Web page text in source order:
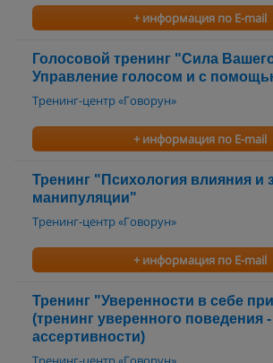
+ информация по E-mail
Голосовой тренинг "Сила
Управление голосом и с
Тренинг-центр «Говорун»
+ информация по E-mail
Тренинг "Психология влияния и
манипуляции"
Тренинг-центр «Говорун»
+ информация по E-mail
Тренинг "Уверенности в себе
(тренинг уверенного поведения -
ассертивности)